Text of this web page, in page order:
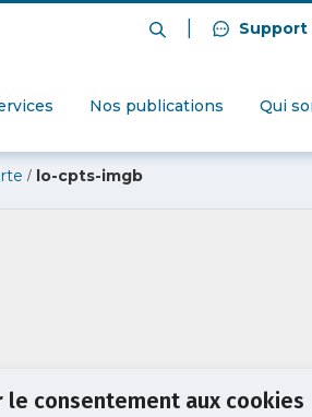
le consentement aux cookies
Support
Nos publications Qui
/ lo-cpts-imgb